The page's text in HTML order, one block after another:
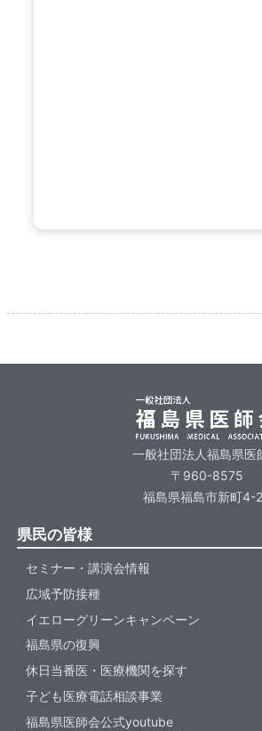
一般社団法人福島県医
〒960-8575
福島県福島市新町4-
県民の皆様
セミナー・講演会情報
広域予防接種
イエローグリーンキャンペーン
福島県の復興
休日当番医・医療機関を探す
子ども医療電話相談事業
福島県医師会公式youtube